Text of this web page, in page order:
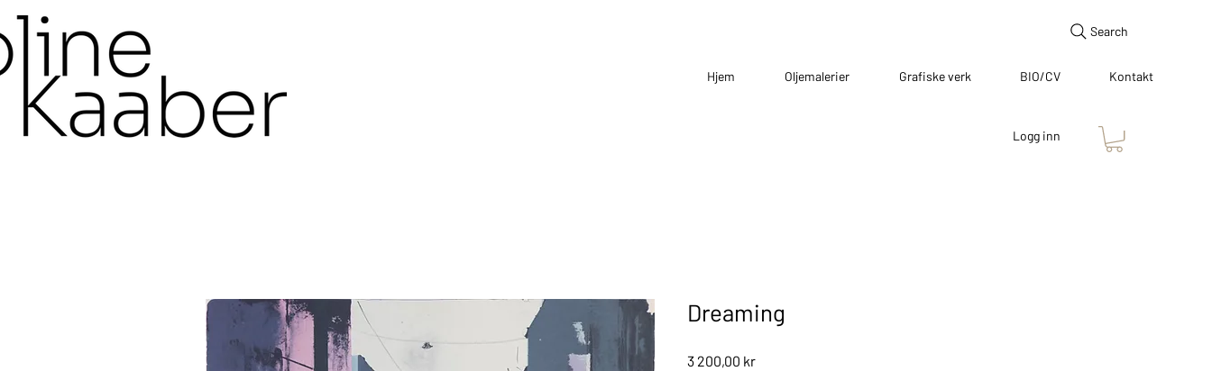
Search
Hjem Oljemalerier Grafiske verk BIO/CV Kontakt
Logg inn
Dreaming
3 200,00 krPris